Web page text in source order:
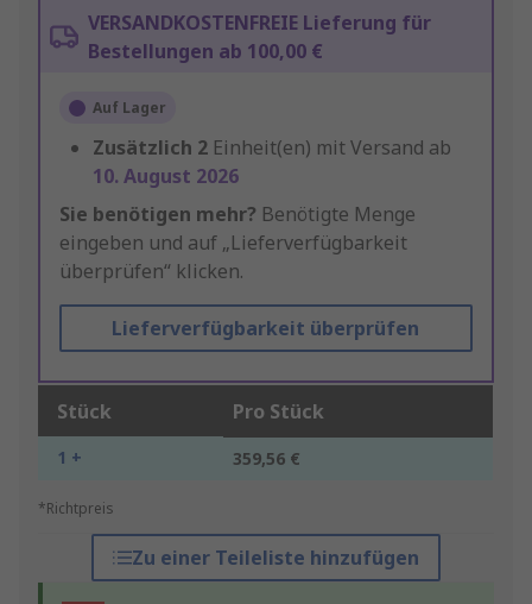
VERSANDKOSTENFREIE Lieferung für
Bestellungen ab 100,00 €
Auf Lager
Zusätzlich 2 Einheit(en) mit Versand ab
10. August 2026
Sie benötigen mehr? Benötigte Menge
eingeben und auf „Lieferverfügbarkeit
überprüfen“ klicken.
Lieferverfügbarkeit überprüfen
Stück Pro Stück
1 + 359,56 €
*Richtpreis
Zu einer Teileliste hinzufügen